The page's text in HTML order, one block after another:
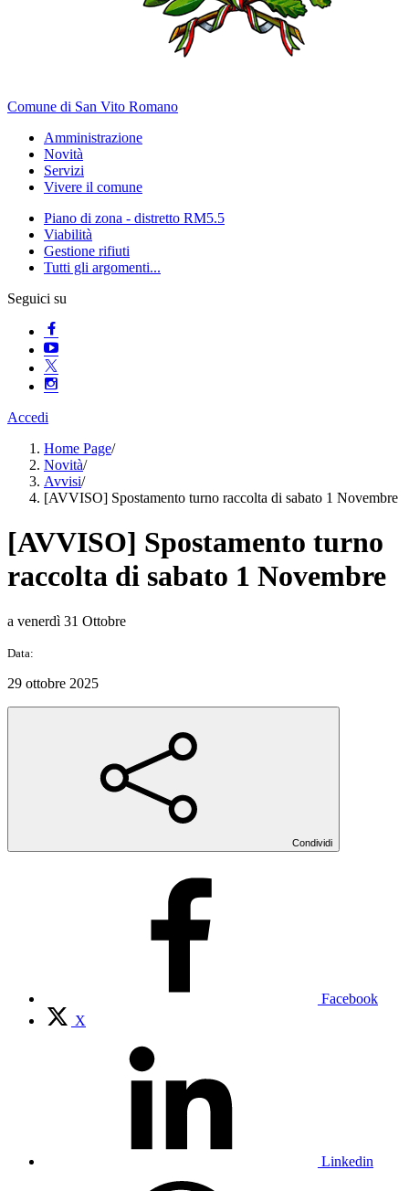
Comune di San Vito Romano
Amministrazione
Novità
Servizi
Vivere il comune
Piano di zona - distretto RM5.5
Viabilità
Gestione rifiuti
Tutti gli argomenti...
Seguici su
Accedi
Home Page/
Novità/
Avvisi/
[AVVISO] Spostamento turno raccolta di sabato 1 Novembre
[AVVISO] Spostamento turno
raccolta di sabato 1 Novembre
a venerdì 31 Ottobre
Data:
29 ottobre 2025
Condividi
Facebook
X
Linkedin